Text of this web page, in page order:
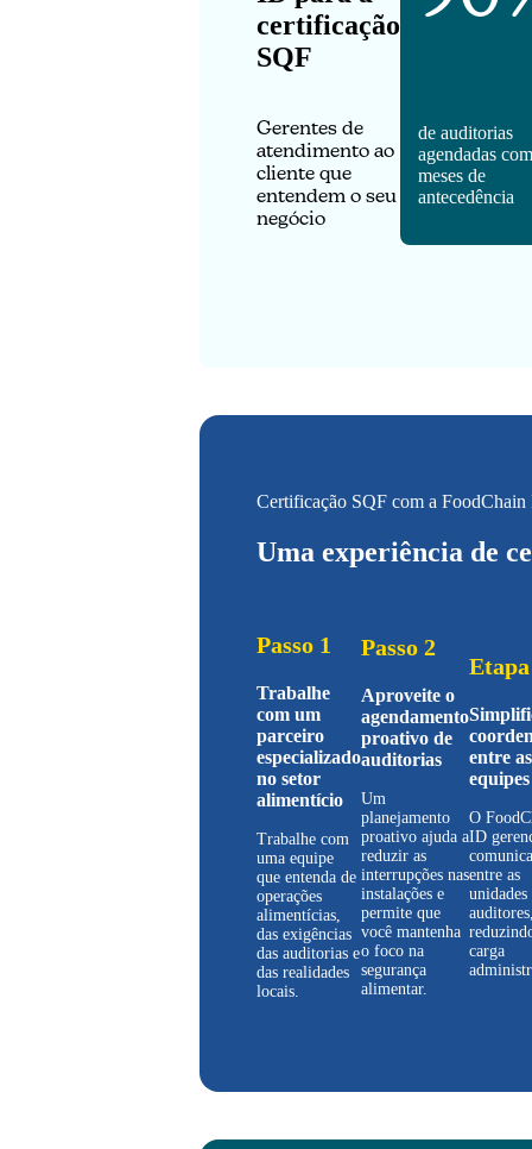
certificação
SQF
Gerentes de
atendimento ao
cliente que
entendem o seu
negócio
de auditorias
agendadas
meses de
antecedência
Certificação SQF com a
Uma experiência de
Passo 1
Trabalhe
com um
parceiro
especializado
no setor
alimentício
Trabalhe com
uma equipe
que entenda de
operações
alimentícias,
das exigências
das auditorias e
das realidades
locais.
Passo 2
Aproveite o
agendamento
proativo de
auditorias
Um
planejamento
proativo ajuda a
reduzir as
interrupções nas
instalações e
permite que
você mantenha
o foco na
segurança
alimentar.
entre as
equipes
O
ID
entre as
unidades
carga